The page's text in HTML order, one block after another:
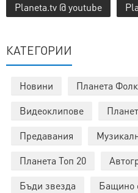
Planeta.tv @ youtube
КАТЕГОРИИ
Новини Планета Фолк
Видеоклипове
Предавания
Планета Топ 20
Бъди звезда
Бащино